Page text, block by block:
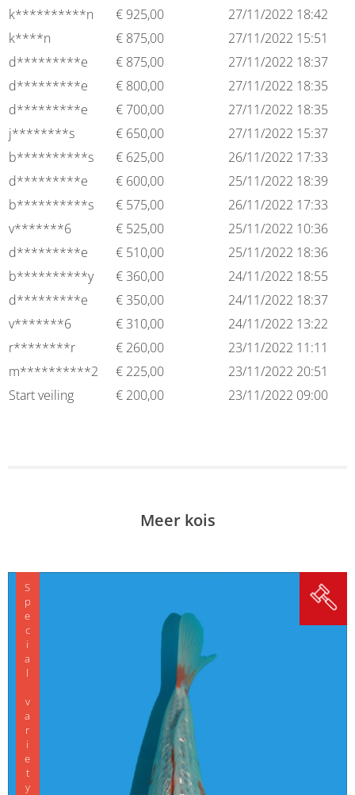
k**********n
€ 925,00
27/11/2022 18:42
k****n
€ 875,00
27/11/2022 15:51
d*********e
€ 875,00
27/11/2022 18:37
d*********e
€ 800,00
27/11/2022 18:35
d*********e
€ 700,00
27/11/2022 18:35
j********s
€ 650,00
27/11/2022 15:37
b**********s
€ 625,00
26/11/2022 17:33
d*********e
€ 600,00
25/11/2022 18:39
b**********s
€ 575,00
26/11/2022 17:33
v*******6
€ 525,00
25/11/2022 10:36
d*********e
€ 510,00
25/11/2022 18:36
b**********y
€ 360,00
24/11/2022 18:55
d*********e
€ 350,00
24/11/2022 18:37
v*******6
€ 310,00
24/11/2022 13:22
r********r
€ 260,00
23/11/2022 11:11
m**********2
€ 225,00
23/11/2022 20:51
Start veiling
€ 200,00 23/11/2022 09:00
Meer kois
Special variety